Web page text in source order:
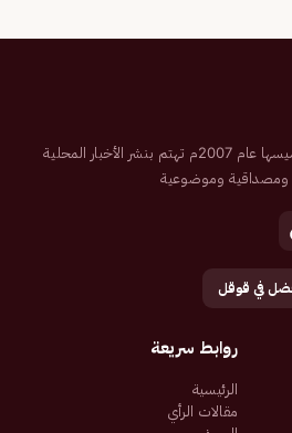
صحيفة إلكترونية سعودية تم تأسيسها عام 2007م تهتم بنشر الأخبار المحلية
ومصداقية وموضوعية
في قوقل
روابط سريعة
الرئيسية
مقالات الرأي